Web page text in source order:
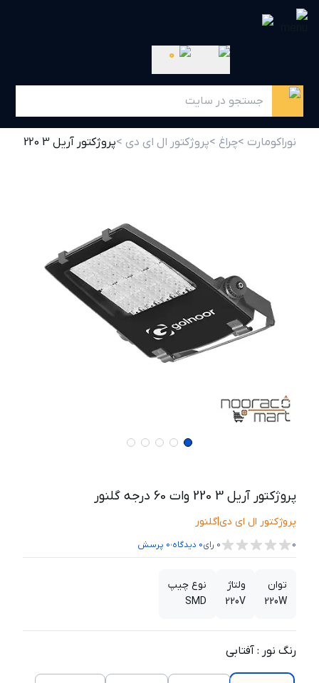
0
نوراکومارت >چراغ >پروژکتور ال ای دی >پروژکتور آریل 3 220 وات 60 درجه گلنور
پروژکتور آریل 3 220 وات 60 درجه گلنور
پروژکتور ال ای دی|گلنور
0
0 رای0 دیدگاه،0 پرسش
توان
220W
ولتاژ
220V
نوع چیپ
SMD
رنگ نور : آفتابی